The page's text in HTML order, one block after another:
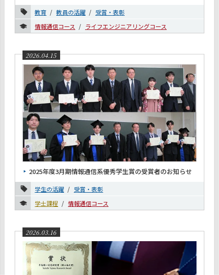
教育 教員の活躍
受賞・表彰
情報通信コース
ライフエンジニアリングコース
2026.04.15
2025年度3月期情報通信系優秀学生賞の受賞者のお知らせ
学生の活躍
受賞・表彰
学士課程
情報通信コース
2026.03.16